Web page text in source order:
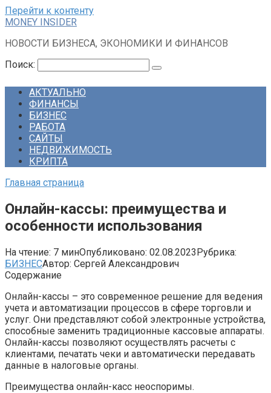
Перейти к контенту
MONEY INSIDER
НОВОСТИ БИЗНЕСА, ЭКОНОМИКИ И ФИНАНСОВ
Поиск:
АКТУАЛЬНО
ФИНАНСЫ
БИЗНЕС
РАБОТА
САЙТЫ
НЕДВИЖИМОСТЬ
КРИПТА
Главная страница
Онлайн-кассы: преимущества и
особенности использования
На чтение: 7 минОпубликовано: 02.08.2023Рубрика:
БИЗНЕСАвтор: Сергей Александрович
Содержание
Онлайн-кассы – это современное решение для ведения
учета и автоматизации процессов в сфере торговли и
услуг. Они представляют собой электронные устройства,
способные заменить традиционные кассовые аппараты.
Онлайн-кассы позволяют осуществлять расчеты с
клиентами, печатать чеки и автоматически передавать
данные в налоговые органы.
Преимущества онлайн-касс неоспоримы.